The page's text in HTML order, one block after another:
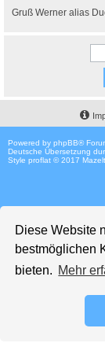
Diese Website
bestmöglichen
bieten. Mehr
Gruß Werner alias
Powered by phpBB®
Deutsche Übersetzung
Style proflat © 2017